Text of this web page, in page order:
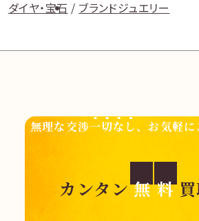
ダイヤ・宝石 ブランドジュエリー
無理な交渉一切なし、お気軽に
カンタン 無 料